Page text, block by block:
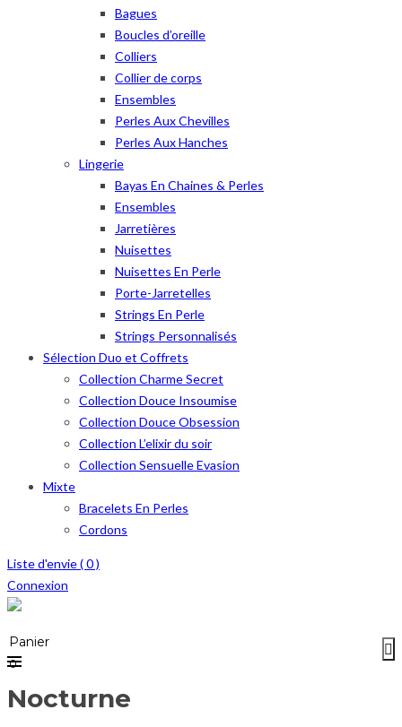
Bagues
Boucles d’oreille
Colliers
Collier de corps
Ensembles
Perles Aux Chevilles
Perles Aux Hanches
Lingerie
Bayas En Chaines & Perles
Ensembles
Jarretières
Nuisettes
Nuisettes En Perle
Porte-Jarretelles
Strings En Perle
Strings Personnalisés
Sélection Duo et Coffrets
Collection Charme Secret
Collection Douce Insoumise
Collection Douce Obsession
Collection L’elixir du soir
Collection Sensuelle Evasion
Mixte
Bracelets En Perles
Cordons
Liste d'envie (0)
Connexion
Panier
0
Nocturne